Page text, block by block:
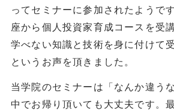
ってセミナーに参加されたようで
座から個人投資家育成コースを受
学べない知識と技術を身に付けて
というお声を頂きました。
当学院のセミナーは「なんか違う
中でお帰り頂いても大丈夫です。